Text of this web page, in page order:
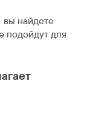
вы найдете
подойдут для